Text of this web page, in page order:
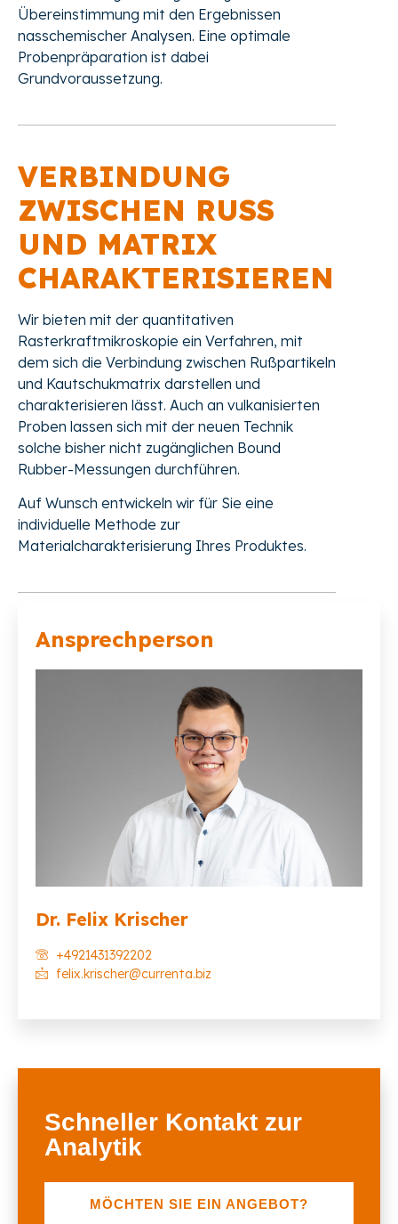
Übereinstimmung mit den Ergebnissen
nasschemischer Analysen. Eine optimale
Probenpräparation ist dabei
Grundvoraussetzung.
VERBINDUNG
ZWISCHEN RUSS U
ND MATRIX C
HARAKTERISIEREN
Wir bieten mit der quantitativen
Rasterkraftmikroskopie ein Verfahren, mit
dem sich die Verbindung zwischen Rußpartikeln
und Kautschukmatrix darstellen und
charakterisieren lässt. Auch an vulkanisierten
Proben lassen sich mit der neuen Technik
solche bisher nicht zugänglichen Bound
Rubber-Messungen durchführen.
Auf Wunsch entwickeln wir für Sie eine
individuelle Methode zur
Materialcharakterisierung Ihres Produktes.
Ansprechperson
Dr. Felix Krischer
+4921431392202
felix.krischer@currenta.biz
Schneller Kontakt zur
Analytik
MÖCHTEN SIE EIN ANGEBOT?